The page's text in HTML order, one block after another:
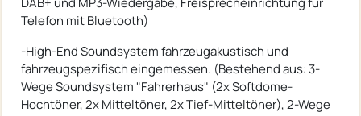
Telefon mit Bluetooth)
-High-End Soundsystem fahrzeugakustisch und
fahrzeugspezifisch eingemessen. (Bestehend aus: 3-
Wege Soundsystem "Fahrerhaus" (2x Softdome-
Hochtöner, 2x Mitteltöner, 2x Tief-Mitteltöner), 2-Wege